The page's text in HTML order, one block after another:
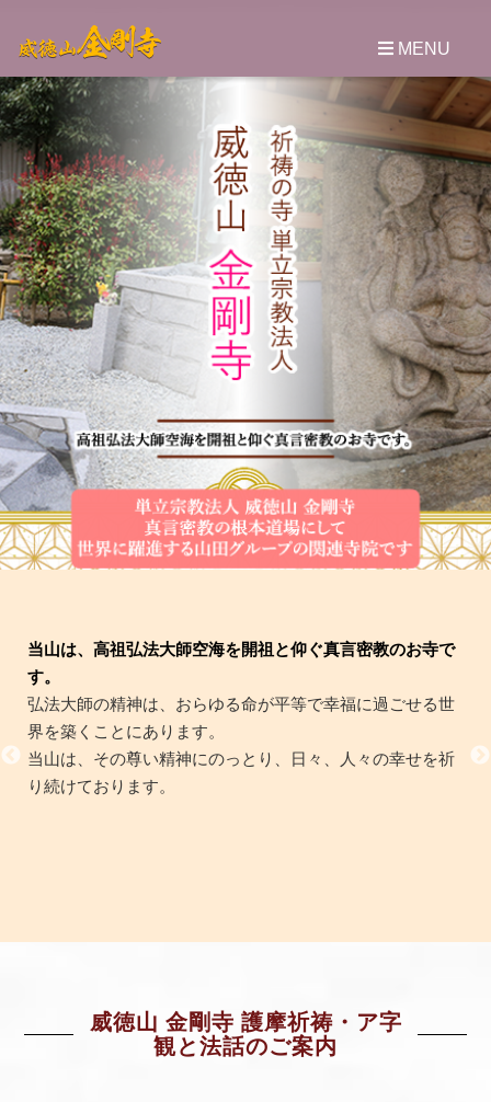
当山は、高祖弘法大師空海を開祖と仰ぐ真言密教のお寺で
す。
弘法大師の精神は、おらゆる命が平等で幸福に過ごせる世
界を築くことにあります。
当山は、その尊い精神にのっとり、日々、人々の幸せを祈
り続けております。
威徳山 金剛寺 護摩祈祷・ア字
観と法話のご案内